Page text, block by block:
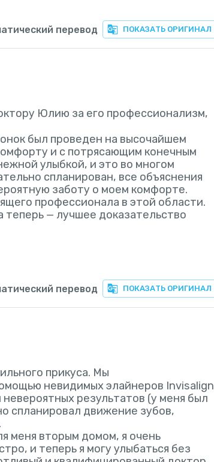
ПОКАЗАТЬ ОРИГИНАЛ
перевод
Юлию за его профессионализм,
был проведен на высочайшем
и с потрясающим конечным
улыбкой, и это во многом
спланирован, все объяснения
заботу о моем комфорте.
профессионала в этой области.
— лучшее доказательство
ПОКАЗАТЬ ОРИГИНАЛ
перевод
прикуса. Мы
невидимых элайнеров Invisalign
результатов (у меня был
спланировал движение зубов,
меня вторым домом, я очень
и теперь я могу улыбаться без